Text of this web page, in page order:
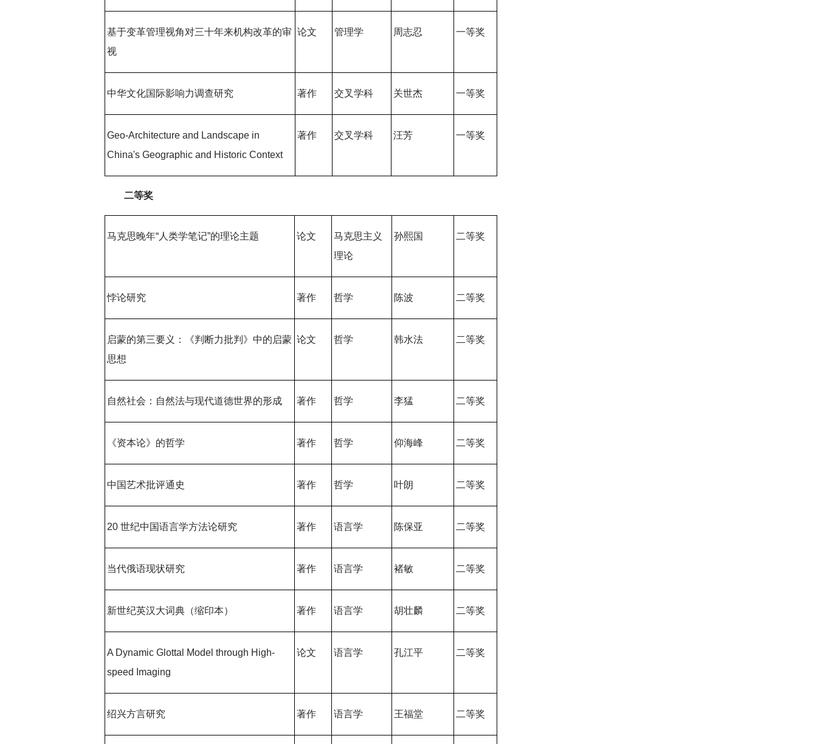
基于变革管理视角对三十年来机构改革的审
视
论文 管理学 周志忍 一等奖
中华文化国际影响力调查研究 著作 交叉学科 关世杰 一等奖
Geo-Architecture and Landscape in
China's Geographic and Historic Context
著作 交叉学科 汪芳 一等奖
二等奖
马克思晚年“人类学笔记”的理论主题 论文
马克思主义
理论
孙熙国 二等奖
悖论研究 著作 哲学 陈波 二等奖
启蒙的第三要义：《判断力批判》中的启蒙
思想
论文 哲学 韩水法 二等奖
自然社会：自然法与现代道德世界的形成 著作 哲学 李猛 二等奖
《资本论》的哲学 著作 哲学 仰海峰 二等奖
中国艺术批评通史 著作 哲学 叶朗 二等奖
20 世纪中国语言学方法论研究 著作 语言学 陈保亚 二等奖
当代俄语现状研究 著作 语言学 褚敏 二等奖
新世纪英汉大词典（缩印本） 著作 语言学 胡壮麟 二等奖
A Dynamic Glottal Model through High-
speed Imaging
论文 语言学 孔江平 二等奖
绍兴方言研究 著作 语言学 王福堂 二等奖